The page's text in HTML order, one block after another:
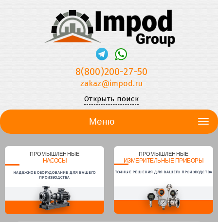
8(800)200-27-50
zakaz@impod.ru
Открыть поиск
Меню
ПРОМЫШЛЕННЫЕ
НАСОСЫ
НАДЕЖНОЕ ОБОРУДОВАНИЕ ДЛЯ ВАШЕГО
ПРОИЗВОДСТВА
ПРОМЫШЛЕННЫЕ
ИЗМЕРИТЕЛЬНЫЕ ПРИБОРЫ
ТОЧНЫЕ РЕШЕНИЯ ДЛЯ ВАШЕГО ПРОИЗВОДСТВА